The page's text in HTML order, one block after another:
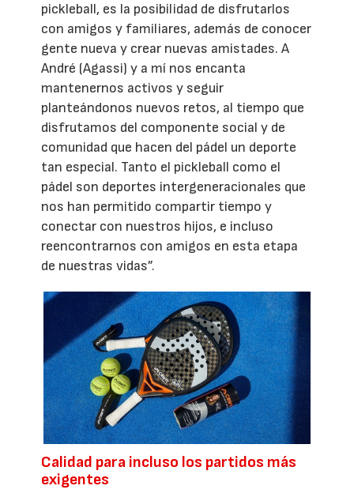
pickleball, es la posibilidad de disfrutarlos
con amigos y familiares, además de conocer
gente nueva y crear nuevas amistades. A
André (Agassi) y a mí nos encanta
mantenernos activos y seguir
planteándonos nuevos retos, al tiempo que
disfrutamos del componente social y de
comunidad que hacen del pádel un deporte
tan especial. Tanto el pickleball como el
pádel son deportes intergeneracionales que
nos han permitido compartir tiempo y
conectar con nuestros hijos, e incluso
reencontrarnos con amigos en esta etapa
de nuestras vidas”.
Calidad para incluso los partidos más
exigentes